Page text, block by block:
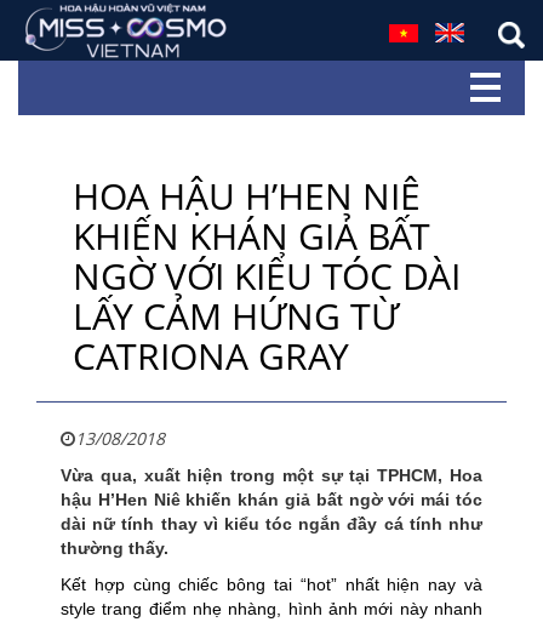
HOA HẬU H’HEN NIÊ
KHIẾN KHÁN GIẢ BẤT
NGỜ VỚI KIỂU TÓC DÀI
LẤY CẢM HỨNG TỪ
CATRIONA GRAY
13/08/2018
Vừa qua, xuất hiện trong một sự tại TPHCM, Hoa
hậu H’Hen Niê khiến khán giả bất ngờ với mái tóc
dài nữ tính thay vì kiểu tóc ngắn đầy cá tính như
thường thấy.
Kết hợp cùng chiếc bông tai “hot” nhất hiện nay và
style trang điểm nhẹ nhàng, hình ảnh mới này nhanh